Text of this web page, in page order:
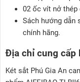
02 ốc vít nở
Sách hướng dẫn
chính hãng.
Địa chỉ cung cấp
Két sắt Phú Gia An